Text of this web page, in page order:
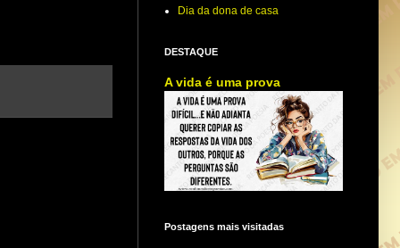
Dia da dona de casa
DESTAQUE
A vida é uma prova
Postagens mais visitadas